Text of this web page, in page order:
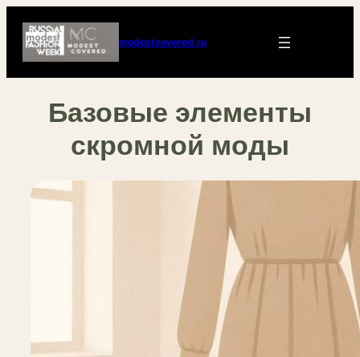
modestcovered.ru
Базовые элементы
скромной моды